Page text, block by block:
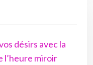
désirs avec la
l’heure miroir